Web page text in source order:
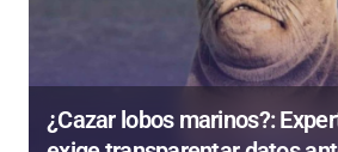
¿Cazar lobos marinos?: